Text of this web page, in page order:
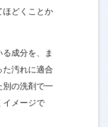
ほどくことか
成分を、ま
た汚れに適合
別の洗剤で一
イメージで